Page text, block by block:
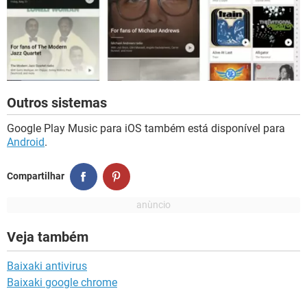
Outros sistemas
Google Play Music para iOS também está disponível para
Android.
Compartilhar
Veja também
Baixaki antivirus
Baixaki google chrome